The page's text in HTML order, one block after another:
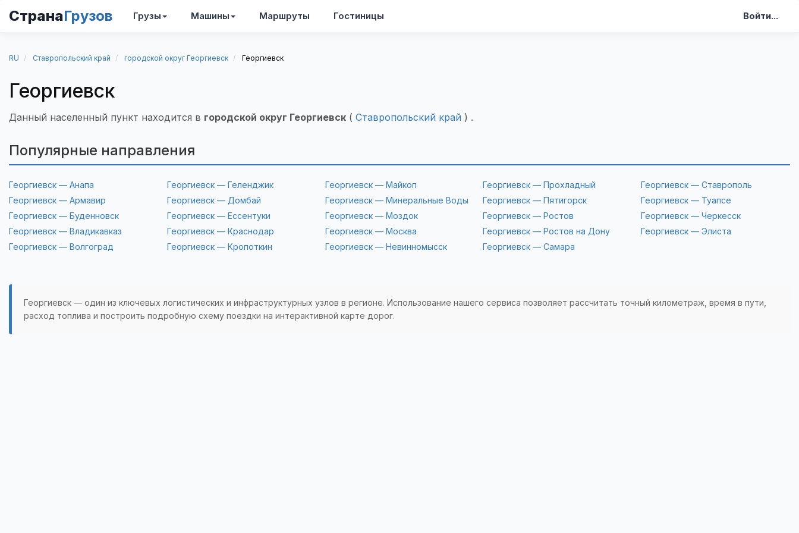
СтранаГрузов Грузы Машины Маршруты Гостиницы Войти...
RU Ставропольский край городской округ Георгиевск Георгиевск
Георгиевск
Данный населенный пункт находится в городской округ Георгиевск ( Ставропольский край ) .
Популярные направления
Георгиевск — Анапа
Георгиевск — Армавир
Георгиевск — Буденновск
Георгиевск — Владикавказ
Георгиевск — Волгоград
Георгиевск — Геленджик
Георгиевск — Домбай
Георгиевск — Ессентуки
Георгиевск — Краснодар
Георгиевск — Кропоткин
Георгиевск — Майкоп
Георгиевск — Минеральные Воды
Георгиевск — Моздок
Георгиевск — Москва
Георгиевск — Невинномысск
Георгиевск — Прохладный
Георгиевск — Пятигорск
Георгиевск — Ростов
Георгиевск — Ростов на Дону
Георгиевск — Самара
Георгиевск — Ставрополь
Георгиевск — Туапсе
Георгиевск — Черкесск
Георгиевск — Элиста
Георгиевск — один из ключевых логистических и инфраструктурных узлов в регионе. Использование нашего сервиса позволяет рассчитать точный километраж, время в пути,
расход топлива и построить подробную схему поездки на интерактивной карте дорог.